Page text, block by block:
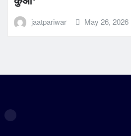
jaatpariwar May 26, 2026